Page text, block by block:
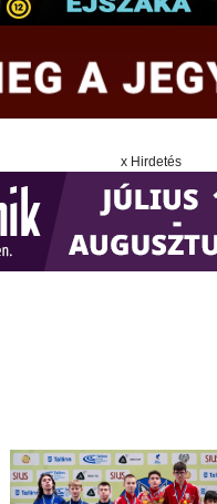
x Hirdetés